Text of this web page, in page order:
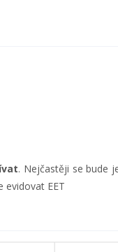
. Nejčastěji se bude
evidovat EET